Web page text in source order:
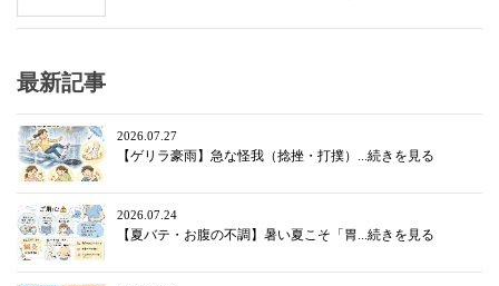
最新記事
2026.07.27
【ゲリラ豪雨】急な怪我（捻挫・打撲）...続きを見る
2026.07.24
【夏バテ・お腹の不調】暑い夏こそ「胃...続きを見る